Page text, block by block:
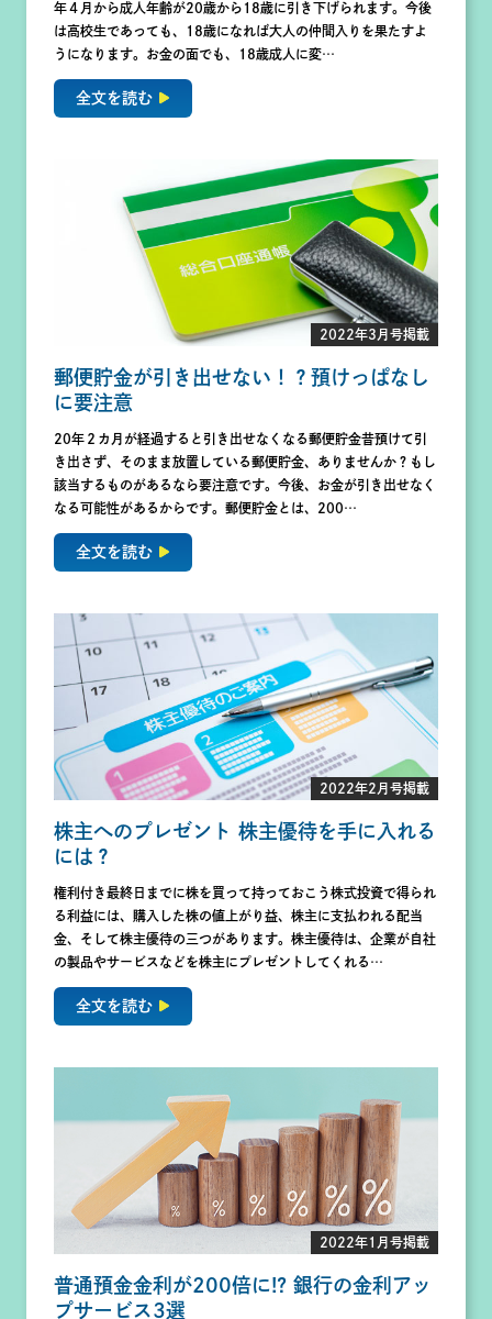
年４月から成人年齢が20歳から18歳に引き下げられます。今後
は高校生であっても、18歳になれば大人の仲間入りを果たすよ
うになります。お金の面でも、18歳成人に変…
全文を読む
2022年3月号掲載
郵便貯金が引き出せない！？預けっぱなし
に要注意
20年２カ月が経過すると引き出せなくなる郵便貯金昔預けて引
き出さず、そのまま放置している郵便貯金、ありませんか？もし
該当するものがあるなら要注意です。今後、お金が引き出せなく
なる可能性があるからです。郵便貯金とは、200…
全文を読む
2022年2月号掲載
株主へのプレゼント 株主優待を手に入れる
には？
権利付き最終日までに株を買って持っておこう株式投資で得られ
る利益には、購入した株の値上がり益、株主に支払われる配当
金、そして株主優待の三つがあります。株主優待は、企業が自社
の製品やサービスなどを株主にプレゼントしてくれる…
全文を読む
2022年1月号掲載
普通預金金利が200倍に!? 銀行の金利アッ
プサービス3選